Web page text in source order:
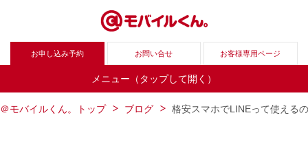
お申し込み予約 お問い合せ お客様専用ページ
メニュー（タップして開く）
＠モバイルくん。トップ ブログ 格安スマホでLINEって使える